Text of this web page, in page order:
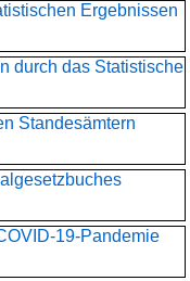
Ergebnissen
durch das Statistische
Standesämtern
19-Pandemie